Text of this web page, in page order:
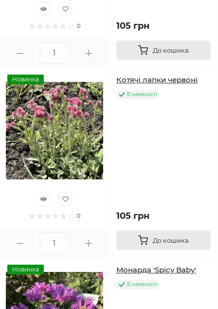
0 105 грн
До кошика
Новинка
0
Котячі лапки червоні
В наявності
105 грн
До кошика
Новинка Монарда 'Spicy Baby'
В наявності